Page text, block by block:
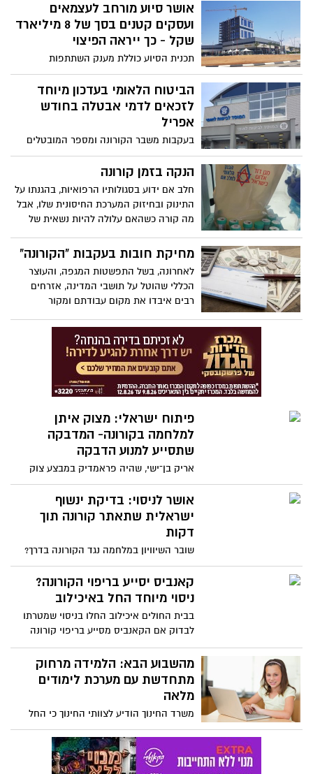
אושר סיוע מורחב לעצמאים
ועסקים קטנים בסך של 8 מיליארד
שקל - כך ייראה הפיצוי
תכנית הסיוע כוללת מענק השתתפות
בהוצאות קבועות, שיוכל להגיע עד לסך של
400,000 שקל לעסק, כתלות במידת הירידה
בפעילותו, וכן את הפעימה השנייה במענק
הסיוע המורחב לעצמאים, במסגרתו עצמאים
החייבת שלהם, ועד 10,500 שקל. גובה חבילת
ומתווסף לכלל הצעדים שבוצעו עד כה
הביטוח הלאומי בעדכון מיוחד
לזכאים לדמי אבטלה בחודש
אפריל
בעקבות משבר הקורונה ומספר המובטלים
הרב (הוצאת עובדים רבים לחל"ת) - הביטוח
הלאומי מעדכן על הזכאות לדמי אבטלה
בחודש אפריל, וכן טבלת דמי אבטלה
מעודכנת
הנקה בזמן קורונה
חלב אם ידוע בסגולותיו הרפואיות, בהגנתו על
התינוק ובחיזוק המערכת החיסונית שלו, אבל
מה קורה כשהאם עלולה להיות נשאית של
בבידוד? האם היא עלולה להדביק את בנה או
ביתה התינוקות? ד"ר שרון ברנסבורג צברי,
מנהלת הבנק הלאומי לחלב אם של מגן דוד
אדום שעתיד להיפתח עונה על כל השאלות
מחיקת חובות בעקבות "הקורונה"
לאחרונה, בשל התפשטות המגפה, והעוצר
הכללי שהוטל על תושבי המדינה, אזרחים
רבים איבדו את מקום עבודתם ומקור
לעמוד בחיובים השוטפים לחברות האשראי,
לבנקים וכו'.
פיתוח ישראלי: מצוק איתן
למלחמה בקורונה- המדבקה
שתסייע למנוע הדבקה
אריק בן־ישי, שהיה פראמדיק במבצע צוק
איתן, פיתח בעקבות אירוע רב נפגעים
המצאה מהפכנית - מדבקה שמאבחנת את
מצב הנפגע, ומשדרת מרחוק את המדדים
לצוות הרפואי. המדקה תוכל לשמש בעידן
הקורונה, בדיקה של חולים מחדר מבודד,
מבלי שהצוות הרפואי יסתכן בהידבקות
אושר לניסוי: בדיקת ינשוף
ישראלית שתאתר קורונה תוך
דקות
שובר השיוויון במלחמה נגד הקורונה בדרך?
החברות הישראליות נקסט ג'ן ו-Scentech
קיבלו אישור להתחיל ניסוי קליני בבית
החולים מאיר בכפ"ס, במסגרתו תיבחן
השכרות המשטרתית. התשובה תינתן תוך
קאנביס יסייע בריפוי הקורונה?
ניסוי מיוחד החל באיכילוב
בבית החולים איכילוב החלו בניסוי שמטרתו
לבדוק אם הקאנביס מסייע בריפוי קורונה
מהשבוע הבא: הלמידה מרחוק
מתחדשת עם מערכת לימודים
מלאה
משרד החינוך הודיע לצוותי החינוך כי החל
משבוע הבא תחל מערכת שעות יומית של 4-5
שעות בלמידה מרחוק: הלימודים בגנים יתחילו
בשעה 8:30 ויימשכו עד 13:30, הלימודים